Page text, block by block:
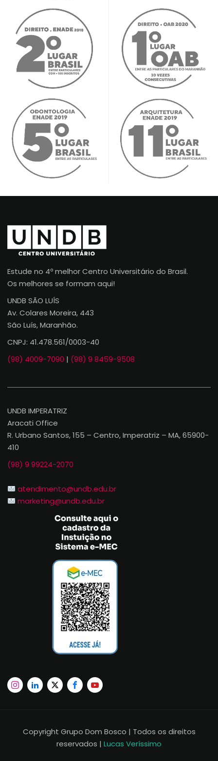
Estude no 4º melhor Centro Universitário do Brasil.
Os melhores se formam aqui!
UNDB SÃO LUÍS
Av. Colares Moreira, 443
São Luís, Maranhão.
CNPJ: 41.478.561/0003-40
(98) 4009-7090 | (98) 9 8459-9508
UNDB IMPERATRIZ
Aracati Office
R. Urbano Santos, 155 – Centro, Imperatriz – MA, 65900-
410
(98) 9 99224-2070
atendimento@undb.edu.br
marketing@undb.edu.br
Copyright Grupo Dom Bosco | Todos os direitos
reservados | Lucas Veríssimo